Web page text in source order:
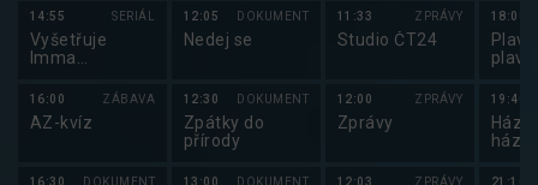
14:55 SERIÁL
Vyšetřuje
Imma
16:00 ZÁBAVA
AZ-kvíz
16:30 DOKUMENT
královského
ústředí
12:05 DOKUMENT
Nedej se
12:30 DOKUMENT
Zpátky do
přírody
13:00 DOKUMENT
11:33 ZPRÁVY
Studio ČT24
12:00 ZPRÁVY
Zprávy
12:03 ZPRÁVY
18:00
19:40
21:10